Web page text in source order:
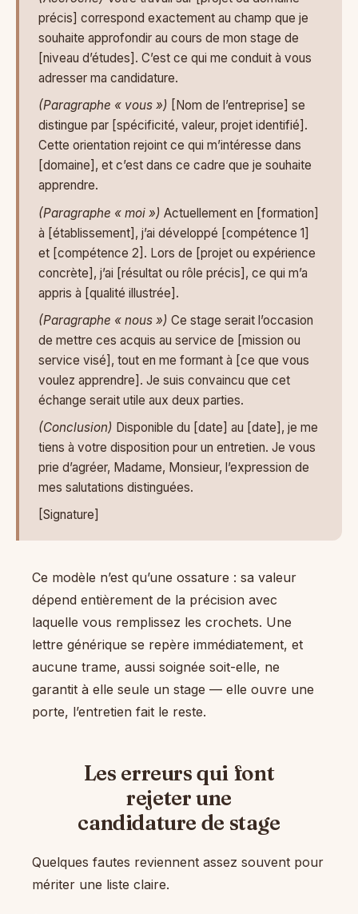
précis] correspond exactement au champ que je
souhaite approfondir au cours de mon stage de
[niveau d’études]. C’est ce qui me conduit à vous
adresser ma candidature.
(Paragraphe « vous »)
[Nom de l’entreprise] se
distingue par [spécificité, valeur, projet identifié].
Cette orientation rejoint ce qui m’intéresse dans
[domaine], et c’est dans ce cadre que je souhaite
apprendre.
(Paragraphe « moi ») Actuellement en [formation]
à [établissement], j’ai développé [compétence 1]
et [compétence 2]. Lors de [projet ou expérience
concrète], j’ai [résultat ou rôle précis], ce qui m’a
appris à [qualité illustrée].
(Paragraphe « nous ») Ce stage serait l’occasion
de mettre ces acquis au service de [mission ou
service visé], tout en me formant à [ce que vous
voulez apprendre]. Je suis convaincu que cet
échange serait utile aux deux parties.
(Conclusion) Disponible du [date] au [date], je me
tiens à votre disposition pour un entretien. Je vous
prie d’agréer, Madame, Monsieur, l’expression de
mes salutations distinguées.
[Signature]
Ce modèle n’est qu’une ossature : sa valeur
dépend entièrement de la précision avec
laquelle vous remplissez les crochets. Une
lettre générique se repère immédiatement, et
aucune trame, aussi soignée soit-elle, ne
garantit à elle seule un stage — elle ouvre une
porte, l’entretien fait le reste.
Les erreurs qui font
rejeter une
candidature de stage
Quelques fautes reviennent assez souvent pour
mériter une liste claire.